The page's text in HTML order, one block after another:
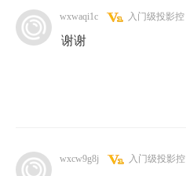
wxwaqi1c 入门级投影控
谢谢
wxcw9g8j 入门级投影控